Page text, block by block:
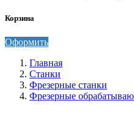
Корзина
Оформить
Главная
Станки
Фрезерные станки
Фрезерные